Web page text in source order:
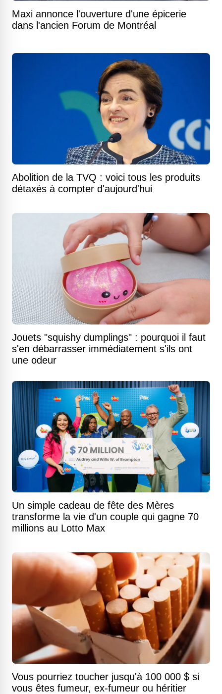
Maxi annonce l'ouverture d'une épicerie
dans l'ancien Forum de Montréal
Abolition de la TVQ : voici tous les produits
détaxés à compter d'aujourd'hui
Jouets "squishy dumplings" : pourquoi il faut
s'en débarrasser immédiatement s'ils ont
une odeur
Un simple cadeau de fête des Mères
transforme la vie d'un couple qui gagne 70
millions au Lotto Max
Vous pourriez toucher jusqu'à 100 000 $ si
vous êtes fumeur, ex-fumeur ou héritier